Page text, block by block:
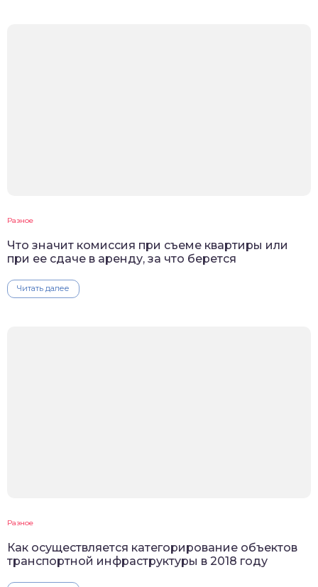
Разное
Что значит комиссия при съеме квартиры или
при ее сдаче в аренду, за что берется
Читать далее
Разное
Как осуществляется категорирование объектов
транспортной инфраструктуры в 2018 году